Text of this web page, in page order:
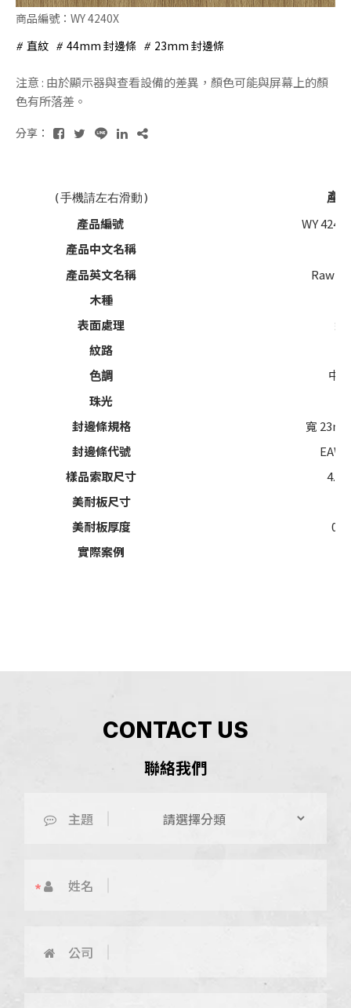
商品編號：WY 4240X
直紋
44mm 封邊條 23mm 封邊條
注意 : 由於顯示器與查看設備的差異，顏色可能與屏幕上的顏
色有所落差。
分享：
(手機請左右滑動) 產
產品編號
WY
產品中文名稱
產品英文名稱
Raw
木種
表面處理
紋
紋路
色調
中
珠光
封邊條規格
寬
封邊條代號
樣品索取尺寸
4.5"
美耐板尺寸
美耐板厚度
實際案例
CONTACT US
聯絡我們
主題
姓名
公司